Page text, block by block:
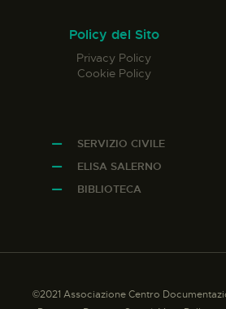
Policy del Sito
Privacy Policy
Cookie Policy
SERVIZIO CIVILE
ELISA SALERNO
BIBLIOTECA
©2021 Associazione Centro